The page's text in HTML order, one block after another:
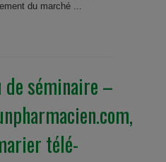
du marché ...
de séminaire –
télé-